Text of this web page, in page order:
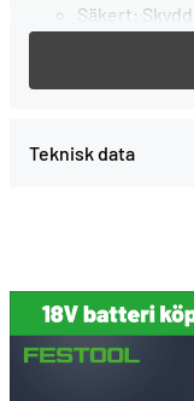
Säkert:
Insatsen i
Teknisk data